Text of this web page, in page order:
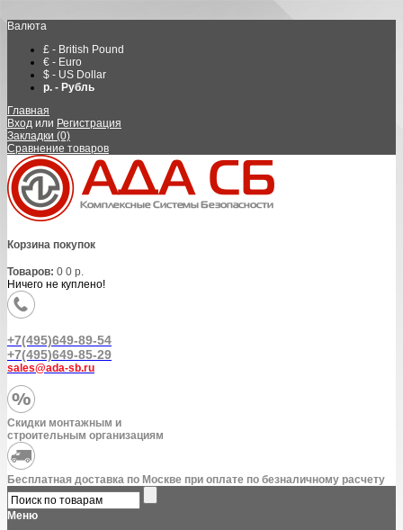
Валюта
£ - British Pound
€ - Euro
$ - US Dollar
р. - Рубль
Главная
Вход или Регистрация
Закладки (0)
Сравнение товаров
Корзина покупок
Товаров: 0 0 р.
Ничего не куплено!
+7(495)649-89-54
+7(495)649-85-29
sales@ada-sb.ru
Скидки монтажным и
строительным организациям
Бесплатная доставка по Москве при оплате по безналичному расчету
Меню